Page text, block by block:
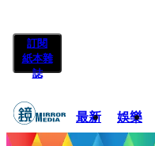
訂閱
紙本雜
誌
最新 娛樂